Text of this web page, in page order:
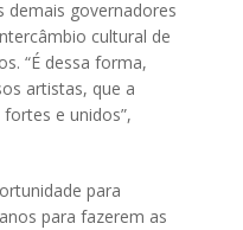
governadores
cultural de
“É dessa forma,
artistas, que a
e unidos”,
para
para fazerem as